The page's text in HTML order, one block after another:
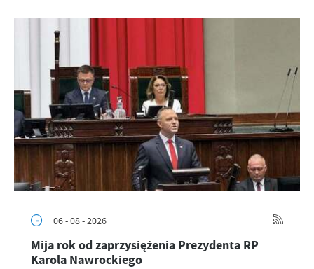
06 - 08 - 2026
Mija rok od zaprzysiężenia Prezydenta RP
Karola Nawrockiego